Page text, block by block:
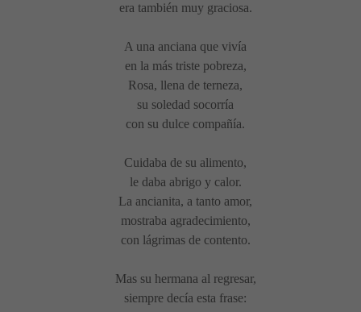
era también muy graciosa.
A una anciana que vivía
en la más triste pobreza,
Rosa, llena de terneza,
su soledad socorría
con su dulce compañía.
Cuidaba de su alimento,
le daba abrigo y calor.
La ancianita, a tanto amor,
mostraba agradecimiento,
con lágrimas de contento.
Mas su hermana al regresar,
siempre decía esta frase: